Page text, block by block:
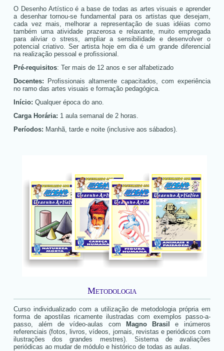
O Desenho Artístico é a base de todas as artes visuais e aprender
a desenhar tornou-se fundamental para os artistas que desejam,
cada vez mais, melhorar a representação de suas idéias como
também uma atividade prazerosa e relaxante, muito empregada
para aliviar o stress, ampliar a sensibilidade e desenvolver o
potencial criativo. Ser artista hoje em dia é um grande diferencial
na realização pessoal e profissional.
Pré-requisitos: Ter mais de 12 anos e ser alfabetizado
Docentes:
Profissionais altamente capacitados, com experiência
no ramo das artes visuais e formação pedagógica.
Início: Qualquer época do ano.
Carga Horária: 1 aula semanal de 2 horas.
Períodos: Manhã, tarde e noite (inclusive aos sábados).
Metodologia
Curso individualizado com a utilização de metodologia própria em
forma de apostilas ricamente ilustradas com exemplos passo-a-
passo, além de vídeo-aulas com
Magno Brasil
e inúmeros
referenciais (fotos, livros, vídeos, jornais, revistas e periódicos com
ilustrações dos grandes mestres). Sistema de avaliações
periódicas ao mudar de módulo e histórico de todas as aulas.